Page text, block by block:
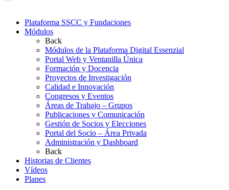
Plataforma SSCC y Fundaciones
Módulos
Back
Módulos de la Plataforma Digital Essenzial
Portal Web y Ventanilla Única
Formación y Docencia
Proyectos de Investigación
Calidad e Innovación
Congresos y Eventos
Áreas de Trabajo – Grupos
Publicaciones y Comunicación
Gestión de Socios y Elecciones
Portal del Socio – Área Privada
Administración y Dashboard
Back
Historias de Clientes
Vídeos
Planes